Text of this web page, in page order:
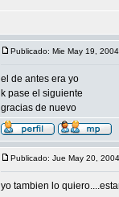
Publicado: Mie May 19,
el de antes era yo
k pase el siguiente
gracias de nuevo
Publicado: Jue May 20,
yo tambien lo